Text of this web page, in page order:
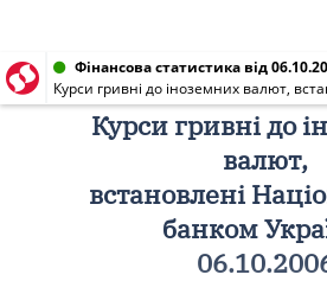
Фінансова статистика від
Курси гривні до
валют,
встановлені
банком